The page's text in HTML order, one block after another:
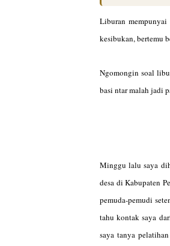
Liburan
kesibukan, bertemu
Ngomongin soal
basi ntar malah jadi
Minggu lalu saya
desa di Kabupaten
pemuda-pemudi
tahu kontak saya
saya tanya